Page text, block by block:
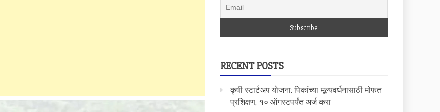
RECENT POSTS
कृषी स्टार्टअप योजना: पिकांच्या मूल्यवर्धनासाठी मोफत
प्रशिक्षण, १० ऑगस्टपर्यंत अर्ज करा